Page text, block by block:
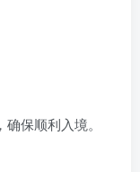
保顺利入境。